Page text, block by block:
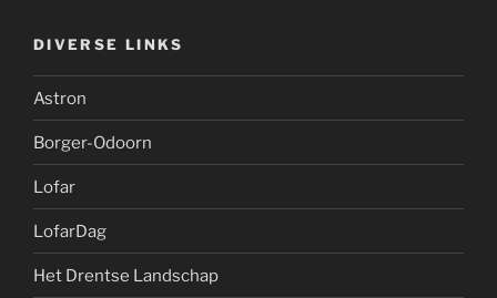
DIVERSE LINKS
Astron
Borger-Odoorn
Lofar
LofarDag
Het Drentse Landschap